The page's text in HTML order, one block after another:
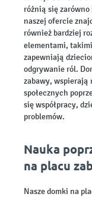
różnią się
naszej ofercie
również bardziej
elementami,
zapewniają
odgrywanie ról.
zabawy, wspierają
społecznych
się współpracy,
problemów.
Nauka
na placu
Nasze domki na